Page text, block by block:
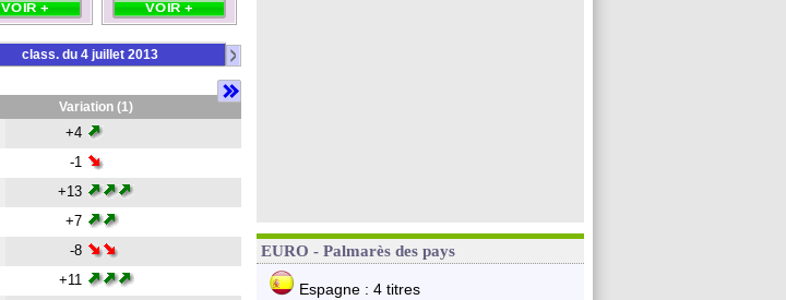
VOIR + VOIR +
class. du 4 juillet 2013 >
Variation (1)
+4
-1
+13
+7
-8
+11
EURO - Palmarès des pays
Espagne : 4 titres